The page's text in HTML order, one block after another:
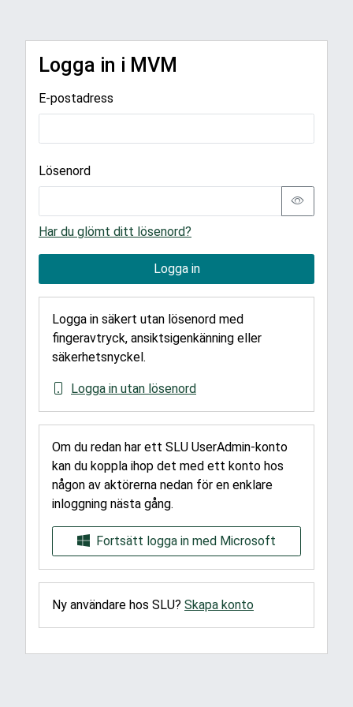
Logga in i MVM
E-postadress
Lösenord
Har du glömt ditt lösenord?
Logga in
Logga in säkert utan lösenord med
fingeravtryck, ansiktsigenkänning eller
säkerhetsnyckel.
Logga in utan lösenord
Om du redan har ett SLU UserAdmin-konto
kan du koppla ihop det med ett konto hos
någon av aktörerna nedan för en enklare
inloggning nästa gång.
Fortsätt logga in med Microsoft
Ny användare hos SLU? Skapa konto